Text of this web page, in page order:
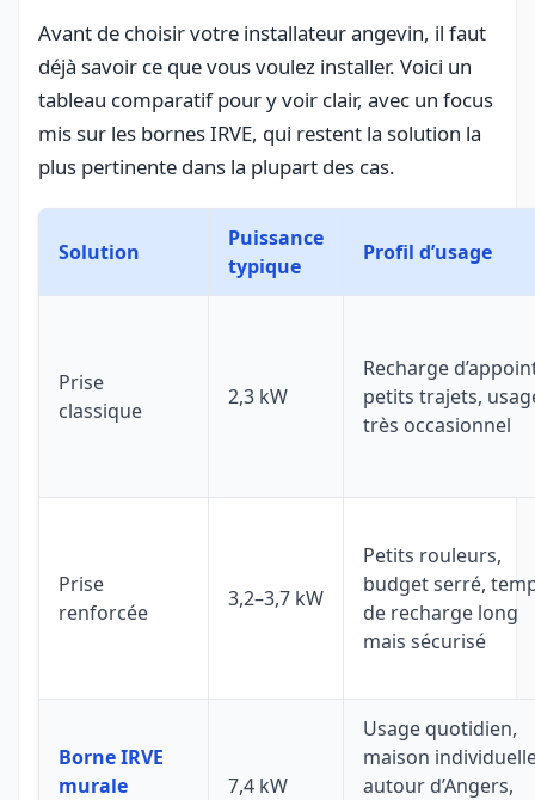
Avant de choisir votre installateur angevin, il faut
déjà savoir ce que vous voulez installer. Voici un
tableau comparatif pour y voir clair, avec un focus
mis sur les bornes IRVE, qui restent la solution la
plus pertinente dans la plupart des cas.
Solution
Puissance
typique
Profil d’usage
Prise
classique
2,3 kW
Recharge
petits trajets,
très occasionnel
Prise
renforcée
3,2–3,7 kW
Petits rouleurs,
budget serré,
de recharge long
mais sécurisé
Borne IRVE
murale
7,4 kW
Usage quotidien,
maison
autour d’Angers,